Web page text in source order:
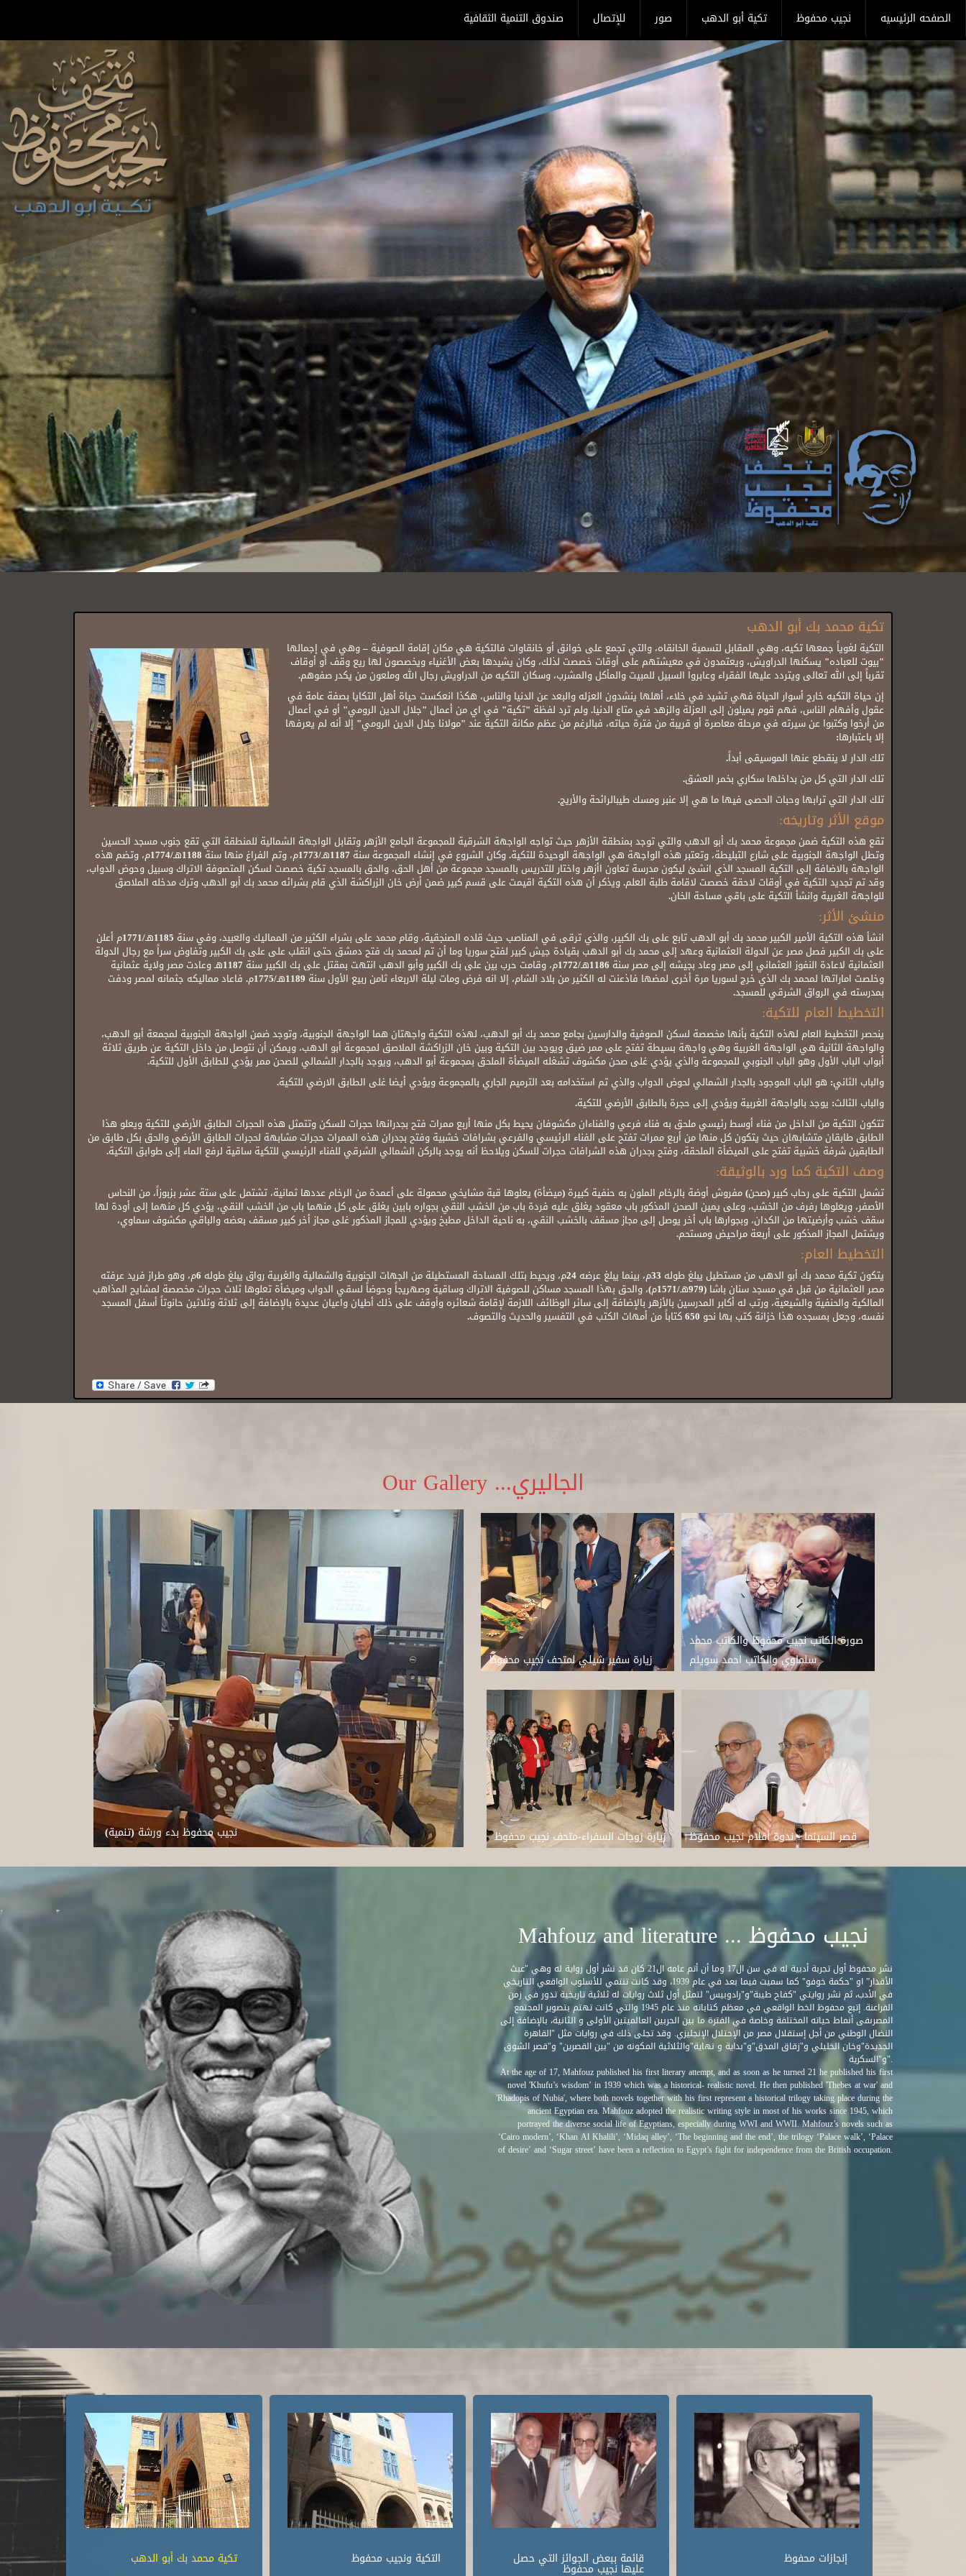
صندوق التنمية الثقافية للإتصال صور تكية أبو الدهب نجيب محفوظ الصفحه الرئيسيه
تكية محمد بك أبو الدهب
التكية لغوياً جمعها تكيه، وهي المقابل لتسمية الخانقاه، والتي تجمع على خوانق أو خانقاوات فالتكية هي مكان إقامة الصوفية – وهي في إجمالها
"بيوت للعباده" يسكنها الدراويش، ويعتمدون في معيشتهم على أوقات خصصت لذلك، وكان يشيدها بعض الأغنياء ويخصصون لها ريع وقف أو أوقاف
تقرباً إلى الله تعالى ويتردد عليها الفقراء وعابروا السبيل للمبيت والمأكل والمشرب، وسكان التكيه من الدراويش رجال الله وملعون من يكدر صفوهم.
إن حياة التكيه خارج أسوار الحياة فهي تشيد في خلاء، أهلها ينشدون العزله والبعد عن الدنيا والناس، هكذا انعكست حياة أهل التكايا بصفة عامة في
عقول وأفهام الناس، فهم قوم يميلون إلى العزلة والزهد في متاع الدنيا. ولم ترد لفظة "تكية" في اي من أعمال "جلال الدين الرومي" أو في أعمال
من أرخوا وكتبوا عن سيرته في مرحلة معاصرة أو قريبة من فترة حياته، فبالرغم من عظم مكانة التكية عند "مولانا جلال الدين الرومي" إلا أنه لم يعرفها
إلا باعتبارها:
تلك الدار لا ينقطع عنها الموسيقى أبداً.
تلك الدار التي كل من بداخلها سكاري بخمر العشق.
تلك الدار التي ترابها وحبات الحصى فيها ما هي إلا عنبر ومسك طيبالرائحة والأريج.
موقع الأثر وتاريخه:
تقع هذه التكية ضمن مجموعة محمد بك أبو الدهب والتي توجد بمنطقة الأزهر حيث تواجه الواجهة الشرقية للمجموعة الجامع الأزهر وتقابل الواجهة الشمالية للمنطقة التي تقع جنوب مسجد الحسين
وتطل الواجهة الجنوبية على شارع التبليطة، وتعتبر هذه الواجهة هي الواجهة الوحيدة للتكية. وكان الشروع في إنشاء المجموعة سنة 1187هـ/1773م، وتم الفراغ منها سنة 1188هـ/1774م، وتضم هذه
الواجهة بالاضافة إلى التكية المسجد الذي انشئ ليكون مدرسة تعاون اأزهر واختار للتدريس بالمسجد مجموعة من أهل الحق، والحق بالمسجد تكية خصصت لسكن المتصوفة الاتراك وسبيل وحوض الدواب،
وقد تم تجديد التكية في أوقات لاحقة خصصت لاقامة طلبة العلم. ويذكر أن هذه التكية اقيمت على قسم كبير ضمن أرض خان الزراكشة الذي قام بشرائه محمد بك أبو الدهب وترك مدخله الملاصق
للواجهة الغربية وانشأ التكية على باقي مساحة الخان.
منشئ الأثر:
انشأ هذه التكية الأمير الكبير محمد بك أبو الدهب تابع على بك الكبير، والذي ترقى في المناصب حيث قلده الصنجقية، وقام محمد على بشراء الكثير من المماليك والعبيد، وفي سنة 1185هـ/1771م أعلن
على بك الكبير فصل مصر عن الدولة العثمانية وعهد إلى محمد بك أبو الدهب بقيادة جيش كبير لفتح سوريا وما أن تم لمحمد بك فتح دمشق حتى انقلب على على بك الكبير وتفاوض سراً مع رجال الدولة
العثمانية لاعادة النفوز العثماني إلى مصر وعاد بجيشه إلى مصر سنة 1186هـ/1772م، وقامت حرب بين على بك الكبير وأبو الدهب انتهت بمقتل على بك الكبير سنة 1187هـ وعادت مصر ولاية عثمانية
وخلصت اماراتها لمحمد بك الذي خرج لسوريا مرة أخرى لمضها فاذعنت له الكثير من بلاد الشام، إلا انه فرض ومات ليلة الاربعاء ثامن ربيع الأول سنة 1189هـ/1775م. فاعاد مماليكه جثمانه لمصر ودفت
بمدرسته في الرواق الشرقي للمسجد.
التخطيط العام للتكية:
ينحصر التخطيط العام لهذه التكية بأنها مخصصة لسكن الصوفية والدارسين بجامع محمد بك أبو الدهب، لهذه التكية واجهتان هما الواجهة الجنوبية، وتوجد ضمن الواجهة الجنوبية لمجمعة أبو الدهب،
والواجهة الثانية هي الواجهة الغربية وهي واجهة بسيطة تفتح على ممر ضيق ويوجد بين التكية وبين خان الزراكشة الملاصق لمجموعة أبو الدهب، ويمكن أن نتوصل من داخل التكية عن طريق ثلاثة
أبواب الباب الأول وهو الباب الجنوبي للمجموعة والذي يؤدي غلى صحن مكشوف تشغله الميضأة الملحق بمجموعة أبو الدهب، ويوجد بالجدار الشمالي للصحن ممر يؤدي للطابق الأول للتكية.
والباب الثاني: هو الباب الموجود بالجدار الشمالي لحوض الدواب والذي تم استخدامه بعد الترميم الجاري بالمجموعة ويؤدي أيضا غلى الطابق الارضي للتكية.
والباب الثالث: يوجد بالواجهة الغربية ويؤدي إلى حجرة بالطابق الأرضي للتكية.
تتكون التكية من الداخل من فناء أوسط رئيسي ملحق به فناء فرعي والفناءان مكشوفان يحيط بكل منها أربع ممرات فتح بجدرانها حجرات للسكن وتتمثل هذه الحجرات الطابق الأرضي للتكية ويعلو هذا
الطابق طابقان متشابهان حيث يتكون كل منها من أربع ممرات تفتح على الفناء الرئيسي والفرعي بشرافات خشبية وفتح بجدران هذه الممرات حجرات مشابهة لحجرات الطابق الأرضي والحق بكل طابق من
الطابقين شرفة خشبية تفتح على الميضأة الملحقة، وفتح بجدران هذه الشرافات حجرات للسكن ويلاحظ أنه يوجد بالركن الشمالي الشرقي للفناء الرئيسي للتكية ساقية لرفع الماء إلى طوابق التكية.
وصف التكية كما ورد بالوثيقة:
تشمل التكية على رحاب كبير (صحن) مفروش أوضة بالرخام الملون به حنفية كبيرة (ميضأة) يعلوها قبة مشايخي محمولة على أعمدة من الرخام عددها ثمانية، تشتمل على ستة عشر بزبوزاً، من النحاس
الأصفر، ويعلوها رفرف من الخشب، وعلى يمين الصحن المذكور باب معقود يغلق عليه فردة باب من الخشب النقي بجواره بابين يغلق على كل منهما باب من الخشب النقي، يؤدي كل منهما إلى أودة لها
سقف خشب وأرضيتها من الكدان، وبجوارها باب أخر يوصل إلى مجاز مسقف بالخشب النقي، به ناحية الداخل مطبخ ويؤدي للمجاز المذكور غلى مجاز أخر كبير مسقف بعضه والباقي مكشوف سماوي،
ويشتمل المجاز المذكور على أربعة مراحيض ومستحم.
التخطيط العام:
يتكون تكية محمد بك أبو الدهب من مستطيل يبلغ طوله 33م، بينما يبلغ عرضه 24م، ويحيط بتلك المساحة المستطيلة من الجهات الجنوبية والشمالية والغربية رواق يبلغ طوله 6م، وهو طراز فريد عرفته
مصر العثمانية من قبل في مسجد سنان باشا (979هـ/1571م)، والحق بهذا المسجد مساكن للصوفية الاتراك وساقية وصهريجاً وحوضاً لسقي الدواب وميضأة تعلوها ثلاث حجرات مخصصة لمشايح المذاهب
المالكية والحنفية والشيعية، ورتب له أكابر المدرسين بالأزهر بالإضافة إلى سائر الوظائف اللازمة لإقامة شعائره وأوقف على ذلك أطيان واعيان عديدة بالإضافة إلى ثلاثة وثلاثين حانوتاً أسفل المسجد
نفسه، وجعل بمسجده هذا خزانة كتب بها نحو 650 كتاباً من أمهات الكتب في التفسير والحديث والتصوف.
الجاليري... Our Gallery
نجيب محفوظ بدء ورشة (تنمية)
زيارة سفير شيلي لمتحف نجيب محفوظ
صورة الكاتب نجيب محفوظ والكاتب محمد
سلماوي والكاتب احمد سويلم
زيارة زوجات السفراء-متحف نجيب محفوظ قصر السينما - ندوة افلام نجيب محفوظ
نجيب محفوظ ... Mahfouz and literature
نشر محفوظ أول تجربة أدبية له في سن ال17 وما أن أتم عامه ال21 كان قد نشر أول رواية له وهي "عبث
الأقدار” او "حكمة خوفو" كما سميت فيما بعد في عام 1939، وقد كانت تنتمي للأسلوب الواقعي التاريخي
في الأدب، ثم نشر روايتي "كفاح طيبة"و"رادوبيس" لتمثل أول ثلاث روايات له ثلاثية تاريخية تدور في زمن
الفراعنة. إتبع محفوظ الخط الواقعي في معظم كتاباته منذ عام 1945 والتي كانت تهتم بتصوير المجتمع
المصرىفى أنماط حياته المختلفة وخاصة في الفترة ما بين الحربين العالميتين الأولى و الثانية، بالإضافة إلى
النضال الوطني من أجل إستقلال مصر من الإحتلال الإنجليزي. وقد تجلى ذلك في روايات مثل "القاهرة
الجديدة"وخان الخليلي و"زقاق المدق"و"بداية و نهاية"والثلاثية المكونه من "بين القصرين" و"قصر الشوق
و"السكرية".
At the age of 17, Mahfouz published his first literary attempt, and as soon as he turned 21 he published his first
novel 'Khufu’s wisdom’ in 1939 which was a historical- realistic novel. He then published 'Thebes at war' and
'Rhadopis of Nubia', where both novels together with his first represent a historical trilogy taking place during the
ancient Egyptian era. Mahfouz adopted the realistic writing style in most of his works since 1945, which
portrayed the diverse social life of Egyptians, especially during WWI and WWII. Mahfouz’s novels such as
‘Cairo modern’, ‘Khan Al Khalili’, ‘Midaq alley’, ‘The beginning and the end’, the trilogy ‘Palace walk’, ‘Palace
of desire’ and ‘Sugar street’ have been a reflection to Egypt’s fight for independence from the British occupation.
تكية محمد بك أبو الدهب التكية ونجيب محفوظ قائمة ببعض الجوائز التي حصل
عليها نجيب محفوظ
إنجازات محفوظ